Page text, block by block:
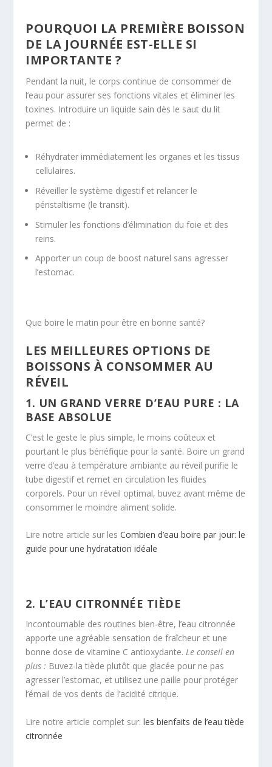
POURQUOI LA PREMIÈRE BOISSON
DE LA JOURNÉE EST-ELLE SI
IMPORTANTE ?
Pendant la nuit, le corps continue de consommer de
l’eau pour assurer ses fonctions vitales et éliminer les
toxines. Introduire un liquide sain dès le saut du lit
permet de :
Réhydrater immédiatement les organes et les tissus
cellulaires.
Réveiller le système digestif et relancer le
péristaltisme (le transit).
Stimuler les fonctions d’élimination du foie et des
reins.
Apporter un coup de boost naturel sans agresser
l’estomac.
Que boire le matin pour être en bonne santé?
LES MEILLEURES OPTIONS DE
BOISSONS À CONSOMMER AU
RÉVEIL
1. UN GRAND VERRE D’EAU PURE : LA
BASE ABSOLUE
C’est le geste le plus simple, le moins coûteux et
pourtant le plus bénéfique pour la santé. Boire un grand
verre d’eau à température ambiante au réveil purifie le
tube digestif et remet en circulation les fluides
corporels. Pour un réveil optimal, buvez avant même de
consommer le moindre aliment solide.
Lire notre article sur les Combien d’eau boire par jour: le
guide pour une hydratation idéale
2. L’EAU CITRONNÉE TIÈDE
Incontournable des routines bien-être, l’eau citronnée
apporte une agréable sensation de fraîcheur et une
bonne dose de vitamine C antioxydante.Le conseil en
plus : Buvez-la tiède plutôt que glacée pour ne pas
agresser l’estomac, et utilisez une paille pour protéger
l’émail de vos dents de l’acidité citrique.
Lire notre article complet sur: les bienfaits de l’eau tiède
citronnée